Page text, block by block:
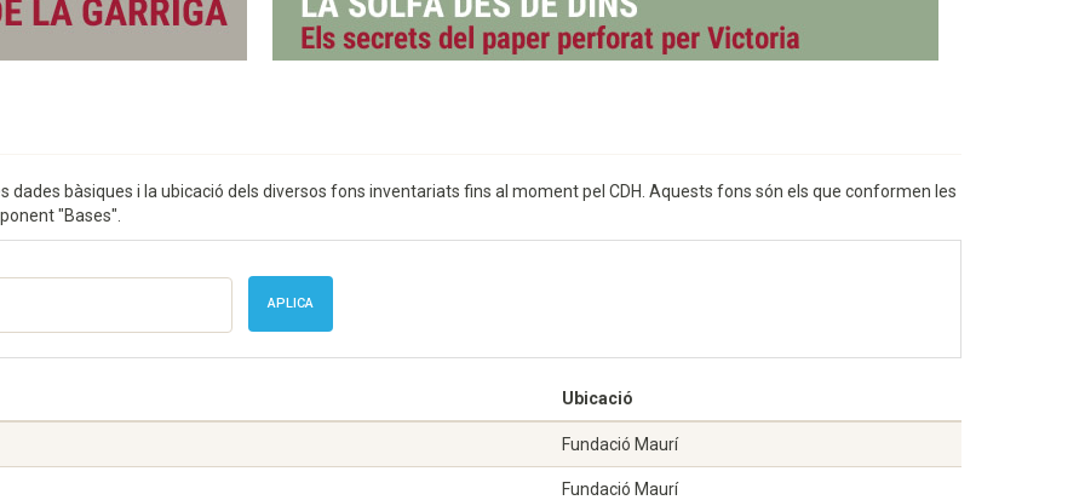
dades bàsiques i la ubicació dels diversos fons inventariats fins al moment pel CDH. Aquests fons són els que conformen les
"Bases".
APLICA
Ubicació
Fundació Maurí
Fundació Maurí